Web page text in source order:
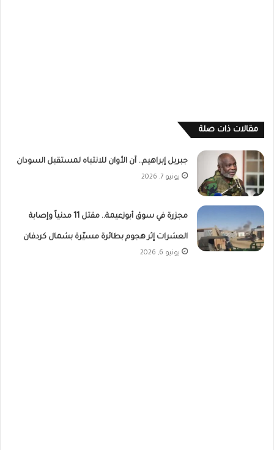
مقالات ذات صلة
جبريل إبراهيم.. آن الأوان للانتباه لمستقبل السودان
يونيو 7, 2026
مجزرة في سوق أبوزعيمة.. مقتل 11 مدنياً وإصابة
العشرات إثر هجوم بطائرة مسيّرة بشمال كردفان
يونيو 6, 2026